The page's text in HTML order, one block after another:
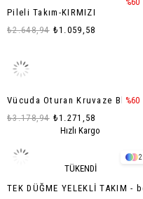
Pileli Takım-KIRMIZI
₺1.059,58
₺2.648,94
₺1.271,58
₺3.178,94
%60
Hızlı Kargo
TÜKENDI
2